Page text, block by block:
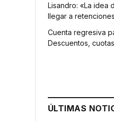
Lisandro: «La idea
llegar a
Cuenta regresiva
Descuentos,
ÚLTIMAS